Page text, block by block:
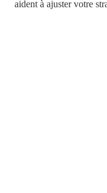
aident à ajuster votre